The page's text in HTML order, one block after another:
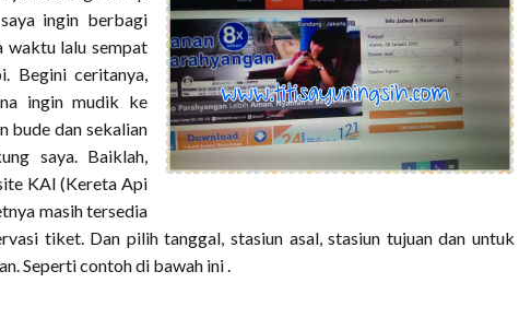
ingin berbagi
waktu lalu sempat
Begini ceritanya,
ingin mudik ke
bude dan sekalian
saya. Baiklah,
KAI (Kereta Api
masih tersedia
tiket. Dan pilih tanggal, stasiun asal, stasiun tujuan dan untuk
Seperti contoh di bawah ini .